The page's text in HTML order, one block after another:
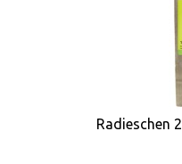
Radieschen